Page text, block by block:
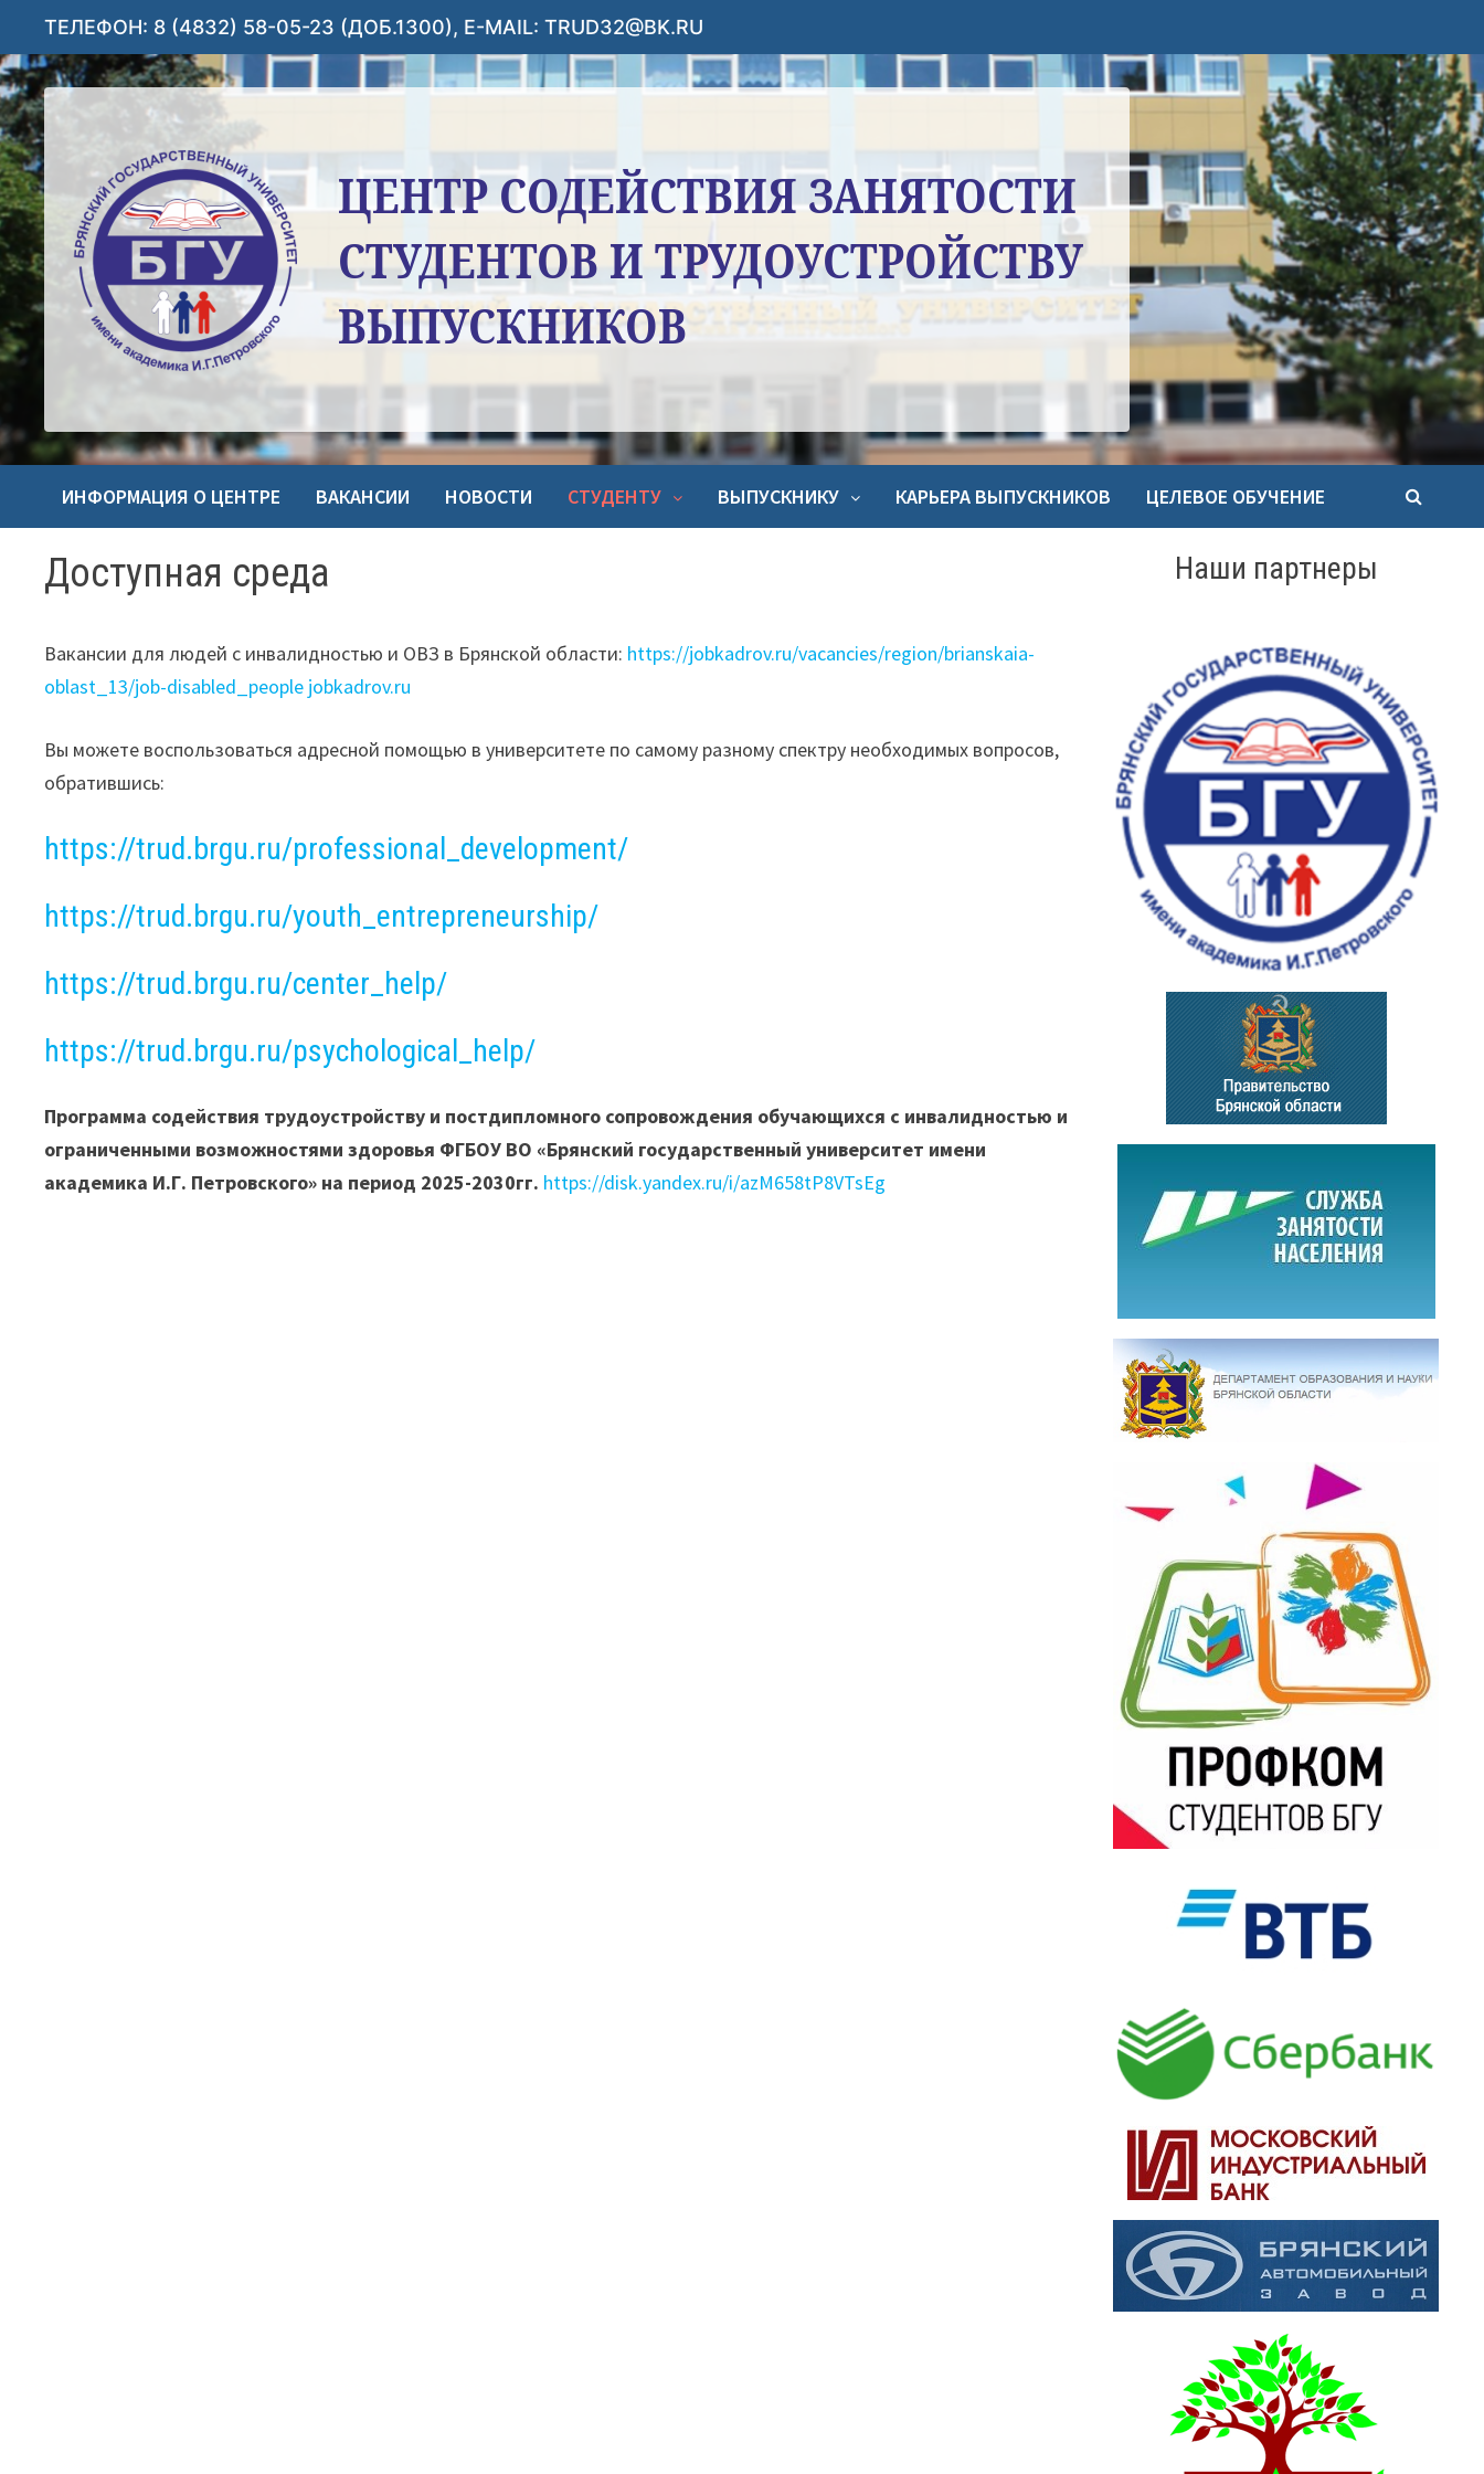
Перейти
содержимому
ТЕЛЕФОН: 8 (4832) 58-05-23 (ДОБ.1300), E-MAIL: TRUD32@BK.RU
ИНФОРМАЦИЯ О ЦЕНТРЕ ВАКАНСИИ НОВОСТИ СТУДЕНТУ ВЫПУСКНИКУ КАРЬЕРА ВЫПУСКНИКОВ ЦЕЛЕВОЕ ОБУЧЕНИЕ
Доступная среда
Вакансии для людей с инвалидностью и ОВЗ в Брянской области: https://jobkadrov.ru/vacancies/region/brianskaia-
oblast_13/job-disabled_people jobkadrov.ru
Вы можете воспользоваться адресной помощью в университете по самому разному спектру необходимых вопросов,
обратившись:
https://trud.brgu.ru/professional_development/
https://trud.brgu.ru/youth_entrepreneurship/
https://trud.brgu.ru/center_help/
https://trud.brgu.ru/psychological_help/
Программа содействия трудоустройству и постдипломного сопровождения обучающихся с инвалидностью и
ограниченными возможностями здоровья ФГБОУ ВО «Брянский государственный университет имени
академика И.Г. Петровского» на период 2025-2030гг. https://disk.yandex.ru/i/azM658tP8VTsEg
Наши партнеры